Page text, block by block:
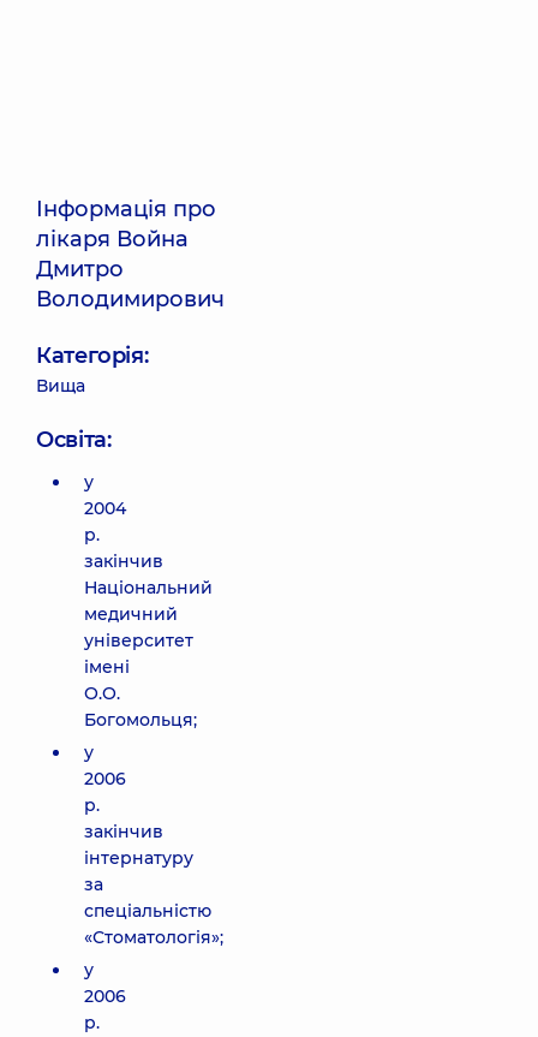
Інформація про
лікаря Война
Дмитро
Володимирович
Категорія:
Вища
Освіта:
у
2004
р.
закінчив
Національний
медичний
університет
імені
О.О.
Богомольця;
у
2006
р.
закінчив
інтернатуру
за
спеціальністю
«Стоматологія»;
у
2006
р.